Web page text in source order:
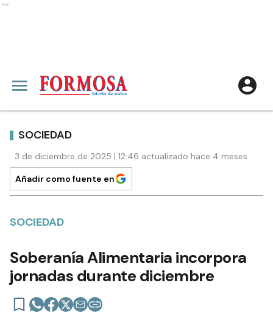
Ads
SOCIEDAD
3 de diciembre de 2025 | 12:46 actualizado hace 4 meses
Añadir como fuente en
SOCIEDAD
Soberanía Alimentaria incorpora
jornadas durante diciembre